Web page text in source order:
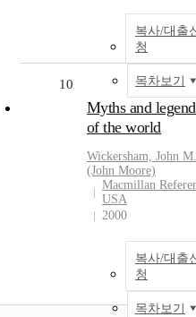
복사/대출
청
목차보기
10
Myths and
of the world
Wickersham, John M.
(John Moore)
Macmillan
USA
2000
복사/대출
청
목차보기